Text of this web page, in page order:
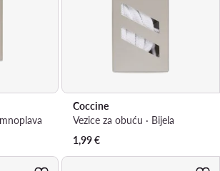
Coccine
Vezice za obuću · Bijela
1,99€